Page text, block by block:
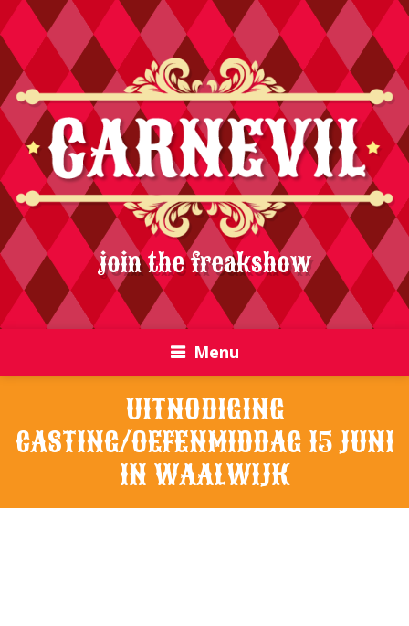
join the freakshow
Menu
UITNODIGING
CASTING/OEFENMIDDAG 15 JUNI
IN WAALWIJK